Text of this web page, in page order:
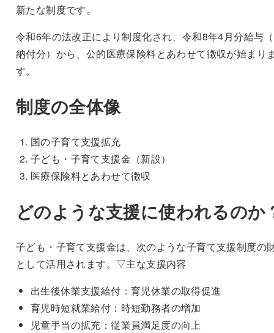
新たな制度です。
令和6年の法改正により制度化され、令和8年4月分給与
納付分）から、公的医療保険料とあわせて徴収が始まり
す。
制度の全体像
国の子育て支援拡充
子ども・子育て支援金（新設）
医療保険料とあわせて徴収
どのような支援に使われるのか
子ども・子育て支援金は、次のような子育て支援制度の
として活用されます。▽主な支援内容
出生後休業支援給付：育児休業の取得促進
育児時短就業給付：時短勤務者の増加
児童手当の拡充：従業員満足度の向上